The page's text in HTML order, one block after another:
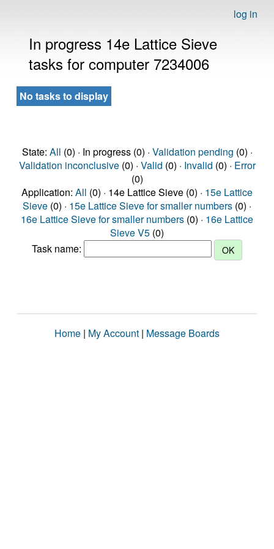
log in
In progress 14e Lattice Sieve
tasks for computer 7234006
No tasks to display
State: All (0) · In progress (0) · Validation pending (0) ·
Validation inconclusive(0) · Valid (0) · Invalid (0) · Error
(0)
Application: All (0) · 14e Lattice Sieve (0) · 15e Lattice
Sieve (0) · 15e Lattice Sieve for smaller numbers (0) ·
16e Lattice Sieve for smaller numbers (0) · 16e Lattice
Sieve V5 (0)
Task name:
Home | My Account | Message Boards